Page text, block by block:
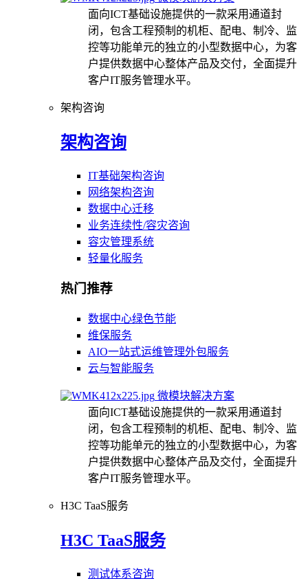
面向ICT基础设施提供的一款采用通道封
闭，包含工程预制的机柜、配电、制冷、监
控等功能单元的独立的小型数据中心，为客
户提供数据中心整体产品及交付，全面提升
客户IT服务管理水平。
架构咨询
架构咨询
IT基础架构咨询
网络架构咨询
数据中心迁移
业务连续性/容灾咨询
容灾管理系统
轻量化服务
热门推荐
数据中心绿色节能
维保服务
AIO一站式运维管理外包服务
云与智能服务
微模块解决方案
面向ICT基础设施提供的一款采用通道封
闭，包含工程预制的机柜、配电、制冷、监
控等功能单元的独立的小型数据中心，为客
户提供数据中心整体产品及交付，全面提升
客户IT服务管理水平。
H3C TaaS服务
H3C TaaS服务
测试体系咨询